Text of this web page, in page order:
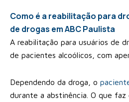
Como é a reabilitação para
de drogas em ABC Paulista
A reabilitação para usuários de
de pacientes alcoólicos, com
Dependendo da droga, o
durante a abstinência. O que